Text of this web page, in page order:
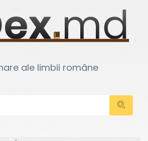
ale limbii române